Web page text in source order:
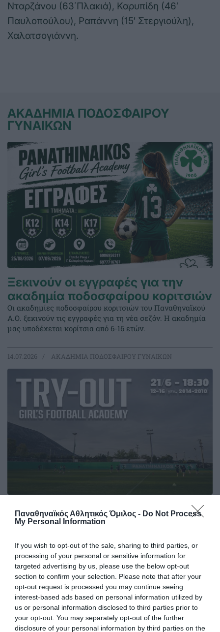
Παναθηναϊκός Αθλητικός Όμιλος - Do Not Process
My Personal Information
If you wish to opt-out of the sale, sharing to third parties, or
processing of your personal or sensitive information for
targeted advertising by us, please use the below opt-out
section to confirm your selection. Please note that after your
opt-out request is processed you may continue seeing
interest-based ads based on personal information utilized by
us or personal information disclosed to third parties prior to
your opt-out. You may separately opt-out of the further
disclosure of your personal information by third parties on the
Νταρζάνου (63΄Πλακιά), Καρυπίδη (46′
Παυλοπούλου), Ραπάννη (15′ Στεργιούλη),
Χαλατσογιάννη.
ΑΚΑΔΗΜΙΑ ΠΟΔΟΣΦΑΙΡΟΥ
ΓΥΝΑΙΚΩΝ
Ξεκινούν οι εγγραφές για την
ακαδημία ποδοσφαίρου κοριτσιών
Οι ακαδημίες ποδοσφαίρου κοριτσιών του Παναθηναϊκού
Α.Ο. ξεκινούν τις εγγραφές για τη νέα σεζόν. Η ακαδημία
μας υποδέχεται κορίτσια από 6-16 ετών.
14.07.2026 ΑΚΑΔΗΜΙΑ ΠΟΔΟΣΦΑΙΡΟΥ ΓΥΝΑΙΚΩΝ
Try-Out για την ακαδημία
ποδοσφαίρου γυναικών
δοκιμαστικά για τη στελέχωση της ακαδημίας
ποδοσφαίρου γυναικών.
10.06.2026 ΑΚΑΔΗΜΙΑ ΠΟΔΟΣΦΑΙΡΟΥ ΓΥΝΑΙΚΩΝ